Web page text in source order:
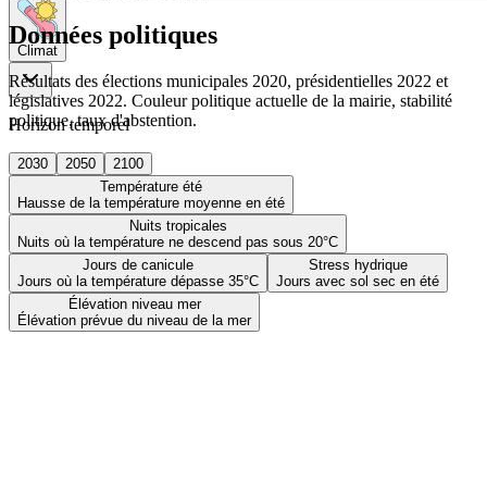
Climat
Horizon temporel
2030 2050
2100
Température été
Hausse de la température moyenne en été
Nuits tropicales
Nuits où la température ne descend pas sous 20°C
Jours de canicule
Jours où la température dépasse 35°C
Stress hydrique
Jours avec sol sec en été
Élévation niveau mer
Élévation prévue du niveau de la mer
Données politiques
Résultats des élections municipales 2020, présidentielles 2022 et
législatives 2022. Couleur politique actuelle de la mairie, stabilité
politique, taux d'abstention.